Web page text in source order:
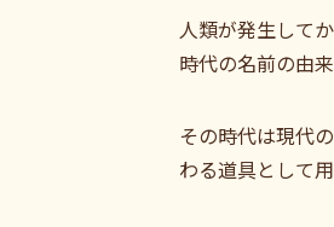
人類が発生して
時代の名前の由
その時代は現代
わる道具として